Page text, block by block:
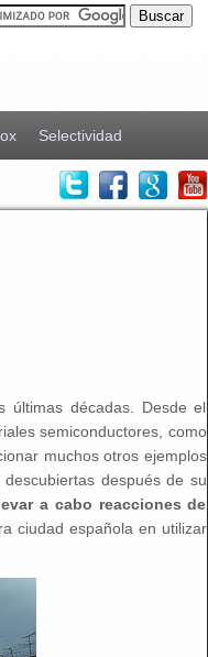
Selectividad
últimas décadas. Desde el
semiconductores, como
muchos otros ejemplos
después de su
a cabo reacciones de
ciudad española en utilizar